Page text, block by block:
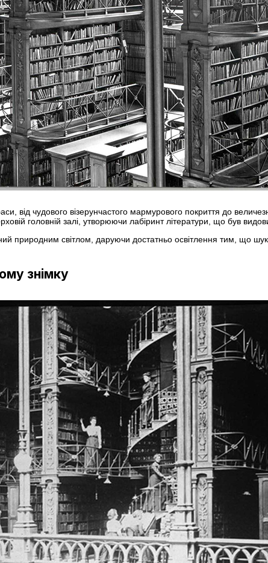
від чудового візерунчастого мармурового покриття до
головній залі, утворюючи лабіринт літератури, що був
природним світлом, даруючи достатньо освітлення тим, що
знімку